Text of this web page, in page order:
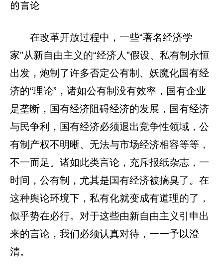
的言论
在改革开放过程中，一些“著名经济学
家”从新自由主义的“经济人”假设、私有制永恒
出发，炮制了许多否定公有制、妖魔化国有经
济的“理论”，诸如公有制没有效率，国有企业
是垄断，国有经济阻碍经济的发展，国有经济
与民争利，国有经济必须退出竞争性领域，公
有制产权不明晰、无法与市场经济相容等等，
不一而足。诸如此类言论，充斥报纸杂志，一
时间，公有制，尤其是国有经济被搞臭了。在
这种舆论环境下，私有化就变成有道理的了，
似乎势在必行。对于这些由新自由主义引申出
来的言论，我们必须认真对待，一一予以澄
清。